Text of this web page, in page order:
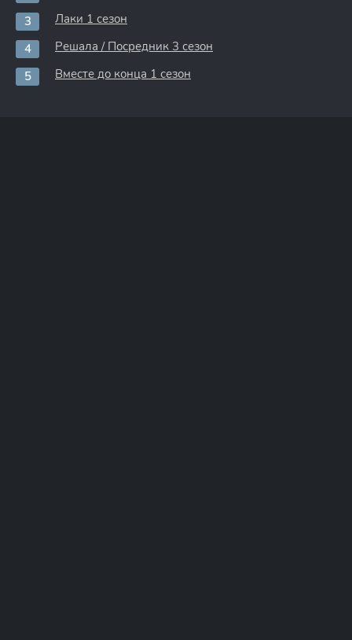
Лаки 1 сезон
Решала / Посредник 3 сезон
Вместе до конца 1 сезон